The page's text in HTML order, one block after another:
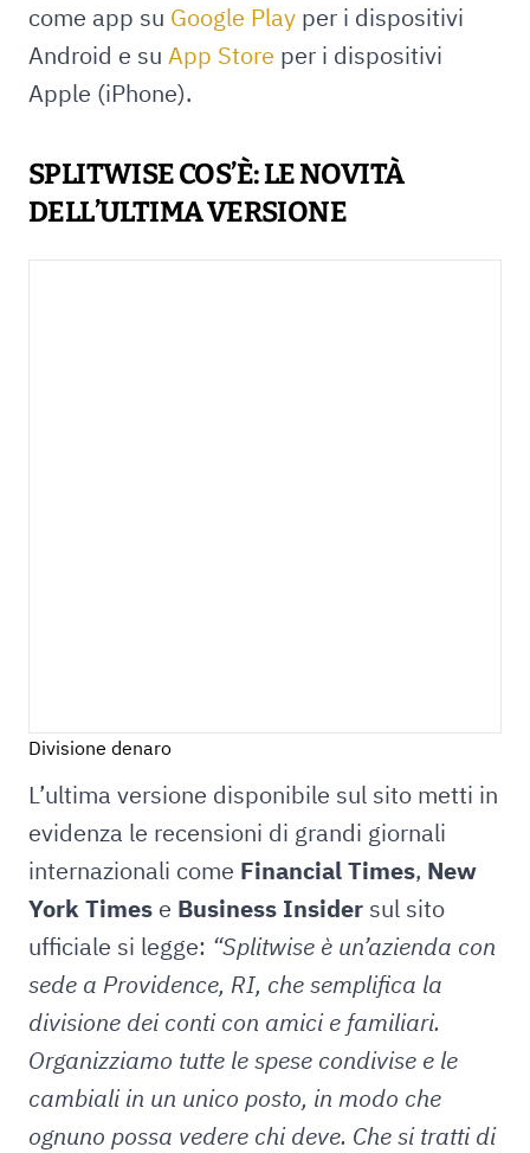
come app su Google Play per i dispositivi
Android e su App Store per i dispositivi
Apple (iPhone).
SPLITWISE COS’È: LE NOVITÀ
DELL’ULTIMA VERSIONE
Divisione denaro
L’ultima versione disponibile sul sito metti in
evidenza le recensioni di grandi giornali
internazionali come Financial Times, New
York Times e Business Insider sul sito
ufficiale si legge: “Splitwise è un’azienda con
sede a Providence, RI, che semplifica la
divisione dei conti con amici e familiari.
Organizziamo tutte le spese condivise e le
cambiali in un unico posto, in modo che
ognuno possa vedere chi deve. Che si tratti di